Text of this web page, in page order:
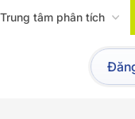
Trung tâm phân tích